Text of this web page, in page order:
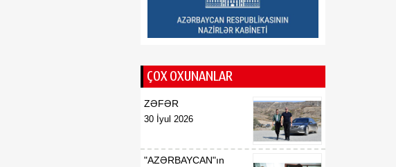
“Ayaks”ın sabiq baş
məşqçisi Qazaxıstan
13:23
07 Avqust
ABŞ-də çip istehsalında
istifadə olunan əsas
xammala gömrük rüsumu
07 Avqust
ÇOX OXUNANLAR
ZƏFƏR
30 İyul 2026
"AZƏRBAYCAN"ın